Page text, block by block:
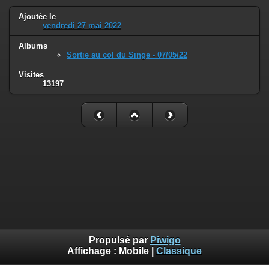
Ajoutée le
vendredi 27 mai 2022
Albums
Sortie au col du Singe - 07/05/22
Visites
13197
Propulsé par Piwigo
Affichage : Mobile Classique